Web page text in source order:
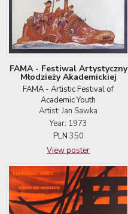
FAMA - Festiwal Artystyczny
Młodzieży Akademickiej
FAMA - Artistic Festival of
Academic Youth
Artist: Jan Sawka
Year: 1973
PLN 350
View poster